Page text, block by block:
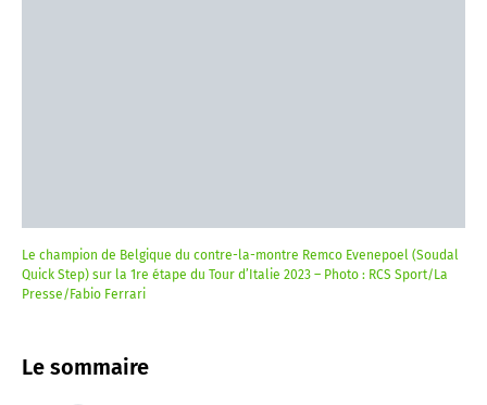
Le champion de Belgique du contre-la-montre Remco Evenepoel (Soudal
Quick Step) sur la 1re étape du Tour d’Italie 2023 – Photo : RCS Sport/La
Presse/Fabio Ferrari
Le sommaire